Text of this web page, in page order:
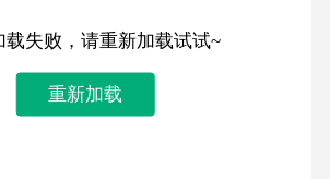
载失败，请重新加载试试~
重新加载